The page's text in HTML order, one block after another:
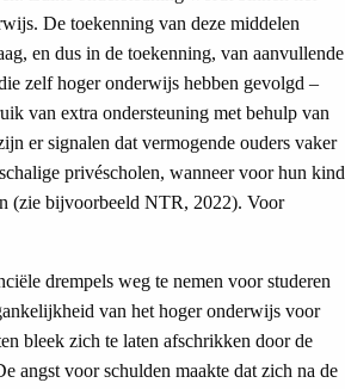
De toekenning van deze middelen
en dus in de toekenning, van aanvullende
zelf hoger onderwijs hebben gevolgd –
van extra ondersteuning met behulp van
er signalen dat vermogende ouders vaker
privéscholen, wanneer voor hun kind
(zie bijvoorbeeld NTR, 2022). Voor
drempels weg te nemen voor studeren
van het hoger onderwijs voor
bleek zich te laten afschrikken door de
angst voor schulden maakte dat zich na de